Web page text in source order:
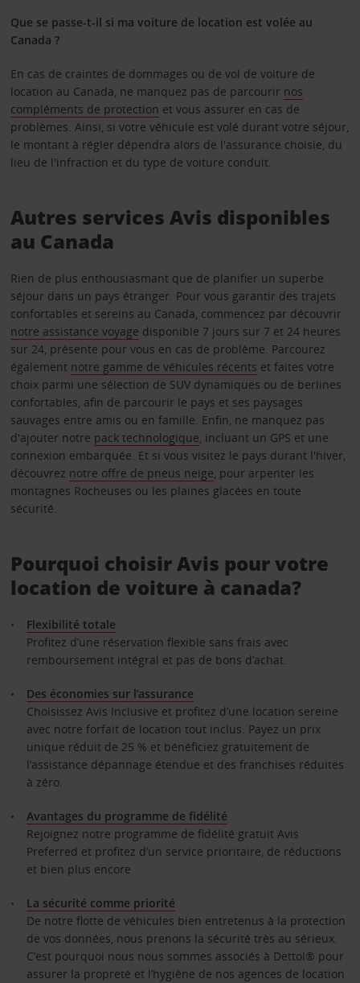
Que se passe-t-il si ma voiture de location est volée au
Canada ?
En cas de craintes de dommages ou de vol de voiture de
location au Canada, ne manquez pas de parcourir nos
compléments de protection et vous assurer en cas de
problèmes. Ainsi, si votre véhicule est volé durant votre séjour,
le montant à régler dépendra alors de l'assurance choisie, du
lieu de l'infraction et du type de voiture conduit.
Autres services Avis disponibles
au Canada
Rien de plus enthousiasmant que de planifier un superbe
séjour dans un pays étranger. Pour vous garantir des trajets
confortables et sereins au Canada, commencez par découvrir
notre assistance voyage disponible 7 jours sur 7 et 24 heures
sur 24, présente pour vous en cas de problème. Parcourez
également notre gamme de véhicules récents et faites votre
choix parmi une sélection de SUV dynamiques ou de berlines
confortables, afin de parcourir le pays et ses paysages
sauvages entre amis ou en famille. Enfin, ne manquez pas
d'ajouter notre pack technologique, incluant un GPS et une
connexion embarquée. Et si vous visitez le pays durant l'hiver,
découvrez notre offre de pneus neige, pour arpenter les
montagnes Rocheuses ou les plaines glacées en toute
sécurité.
Pourquoi choisir Avis pour votre
location de voiture à canada?
Flexibilité totale
Profitez d’une réservation flexible sans frais avec
remboursement intégral et pas de bons d’achat.
Des économies sur l’assurance
Choisissez Avis Inclusive et profitez d’une location sereine
avec notre forfait de location tout inclus. Payez un prix
unique réduit de 25 % et bénéficiez gratuitement de
l’assistance dépannage étendue et des franchises réduites
à zéro.
Avantages du programme de fidélité
Rejoignez notre programme de fidélité gratuit Avis
Preferred et profitez d’un service prioritaire, de réductions
et bien plus encore
La sécurité comme priorité
De notre flotte de véhicules bien entretenus à la protection
de vos données, nous prenons la sécurité très au sérieux.
C’est pourquoi nous nous sommes associés à Dettol® pour
assurer la propreté et l’hygiène de nos agences de location